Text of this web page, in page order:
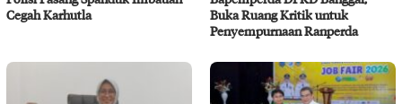
Cegah Karhutla
Buka Ruang Kritik untuk
Penyempurnaan Ranperda